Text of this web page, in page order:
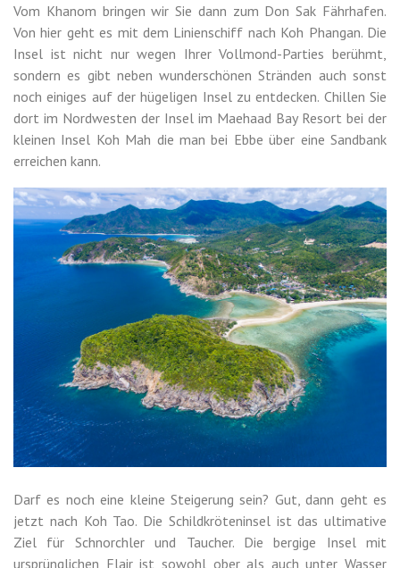
Vom Khanom bringen wir Sie dann zum Don Sak Fährhafen.
Von hier geht es mit dem Linienschiff nach Koh Phangan. Die
Insel ist nicht nur wegen Ihrer Vollmond-Parties berühmt,
sondern es gibt neben wunderschönen Stränden auch sonst
noch einiges auf der hügeligen Insel zu entdecken. Chillen Sie
dort im Nordwesten der Insel im Maehaad Bay Resort bei der
kleinen Insel Koh Mah die man bei Ebbe über eine Sandbank
erreichen kann.
Darf es noch eine kleine Steigerung sein? Gut, dann geht es
jetzt nach Koh Tao. Die Schildkröteninsel ist das ultimative
Ziel für Schnorchler und Taucher. Die bergige Insel mit
ursprünglichen Flair ist sowohl ober als auch unter Wasser